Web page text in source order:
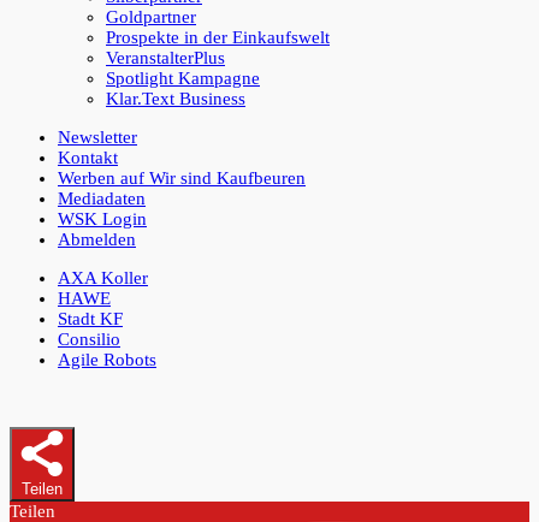
Goldpartner
Prospekte in der Einkaufswelt
VeranstalterPlus
Spotlight Kampagne
Klar.Text Business
Newsletter
Kontakt
Werben auf Wir sind Kaufbeuren
Mediadaten
WSK Login
Abmelden
AXA Koller
HAWE
Stadt KF
Consilio
Agile Robots
Teilen
Teilen